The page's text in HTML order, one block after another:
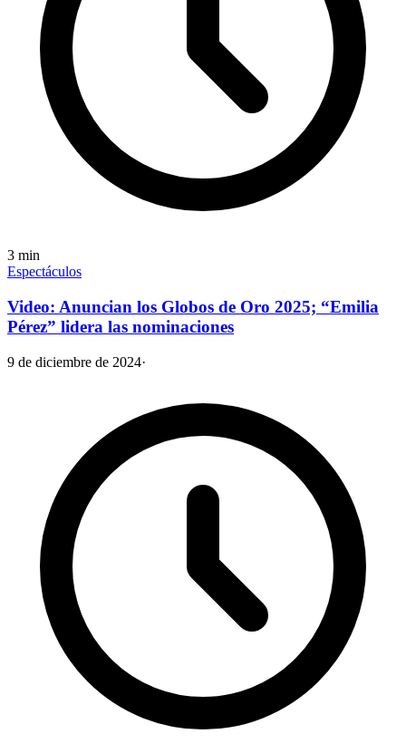
3 min
Espectáculos
Video: Anuncian los Globos de Oro 2025; “Emilia
Pérez” lidera las nominaciones
9 de diciembre de 2024·